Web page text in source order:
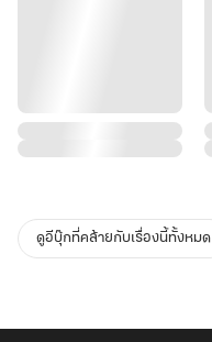
ดูอีบุ๊กที่คล้ายกับเรื่องนี้ทั้งหมด